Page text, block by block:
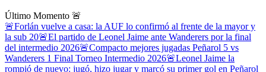
Último Momento 🚨
🚨Forlán vuelve a casa: la AUF lo confirmó al frente de la mayor y
la sub 20🚨El partido de Leonel Jaime ante Wanderers por la final
del intermedio 2026🚨Compacto mejores jugadas Peñarol 5 vs
Wanderers 1 Final Torneo Intermedio 2026🚨Leonel Jaime la
rompió de nuevo: jugó, hizo jugar y marcó su primer gol en Peñarol